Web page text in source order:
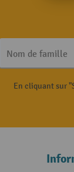
Nom de famille
En cliquant sur